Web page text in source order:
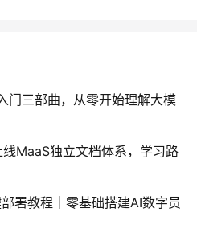
门三部曲，从零开始理解大模
线MaaS独立文档体系，学习路
署教程｜零基础搭建AI数字员